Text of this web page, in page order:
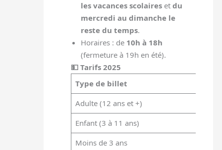
les vacances scolaires etdu
mercredi au dimanche le
reste du temps.
Horaires : de 10h à 18h
(fermeture à 19h en été).
💵 Tarifs 2025
Type de billet
Adulte (12 ans et +)
Enfant (3 à 11 ans)
Moins de 3 ans